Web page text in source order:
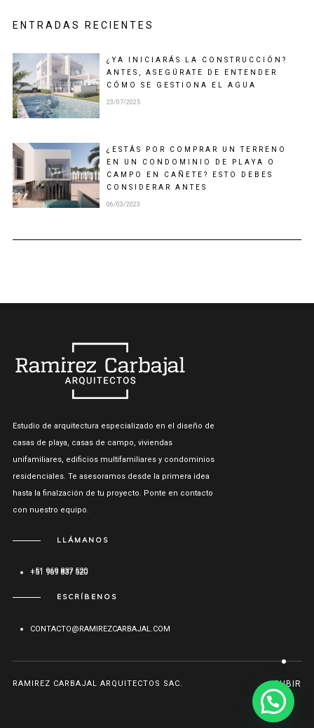
ENTRADAS RECIENTES
¿YA INICIARÁS LA CONSTRUCCIÓN?
ANTES, ASEGÚRATE DE ENTENDER
CÓMO SE GESTIONA EL AGUA
23/07/2025
¿ESTÁS POR COMPRAR UN TERRENO
EN UN CONDOMINIO DE PLAYA O
CAMPO EN CAÑETE? ESTO DEBES
CONSIDERAR ANTES
06/03/2023
Estudio de arquitectura especializado en el diseño de
casas de playa, casas de campo, viviendas
unifamiliares, edificios multifamiliares y condominios
residenciales. Te asesoramos desde la primera idea
hasta la finalzación de tu proyecto. Ponte en contacto
con nuestro equipo.
LLÁMANOS
+51 969 837 520
ESCRÍBENOS
CONTACTO@RAMIREZCARBAJAL.COM
RAMIREZ CARBAJAL ARQUITECTOS SAC. SUBIR